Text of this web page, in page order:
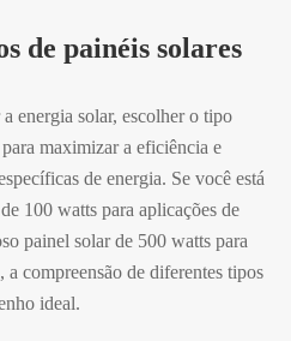
de painéis solares
energia solar, escolher o tipo
maximizar a eficiência e
de energia. Se você está
100 watts para aplicações de
painel solar de 500 watts para
a compreensão de diferentes tipos
ideal.